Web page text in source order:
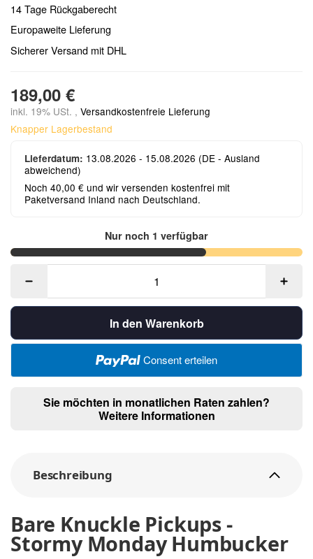
14 Tage Rückgaberecht
Europaweite Lieferung
Sicherer Versand mit DHL
189,00 €
inkl. 19% USt. , Versandkostenfreie Lieferung
Knapper Lagerbestand
Lieferdatum: 13.08.2026 - 15.08.2026 (DE - Ausland
abweichend)
Noch 40,00 € und wir versenden kostenfrei mit
Paketversand Inland nach Deutschland.
Nur noch 1 verfügbar
In den Warenkorb
Consent erteilen
Sie möchten in monatlichen Raten zahlen?
Weitere Informationen
Beschreibung
Bare Knuckle Pickups -
Stormy Monday Humbucker